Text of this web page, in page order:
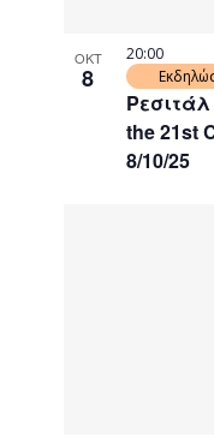
ΟΚΤ
8
the 21st
8/10/25
20:00